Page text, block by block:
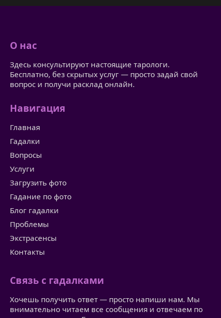
О нас
Здесь консультируют настоящие тарологи.
Бесплатно, без скрытых услуг — просто задай свой
вопрос и получи расклад онлайн.
Навигация
Главная
Гадалки
Вопросы
Услуги
Загрузить фото
Гадание по фото
Блог гадалки
Проблемы
Экстрасенсы
Контакты
Связь с гадалками
Хочешь получить ответ — просто напиши нам. Мы
внимательно читаем все сообщения и отвечаем по